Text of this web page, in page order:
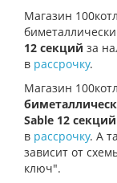
Магазин
12 секций за
в рассрочку.
Магазин
Sable 12 секций
в рассрочку. А
зависит от
ключ".